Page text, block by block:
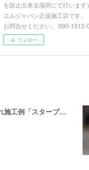
を防止出来る場所にて行います
エルジャパン正規施工店です
お問合せください。 090-1312-
フォロー
飛び石ひび 割れ施工例「スターブレイク系」 フリード